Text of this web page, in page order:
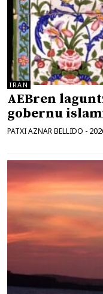
IRAN
AEBren
gobernu
PATXI AZNAR BELLIDO -